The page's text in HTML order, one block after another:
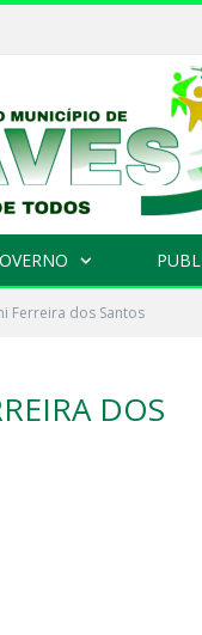
Ferreira dos Santos
DOS